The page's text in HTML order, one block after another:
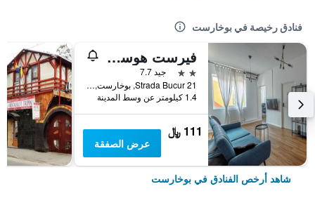
فنادق رخيصة في بوخارست
فيرست هوستل بوكور 21
2 نجمتين
جيد 7.7
21 Strada Bucur, بوخارست, رومانيا
1.4 كيلومتر عن وسط المدينة
111 ﷼
عرض الصفقة
شاهد أرخص الفنادق في بوخارست